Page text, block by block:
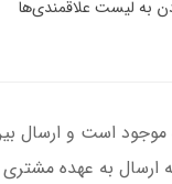
ارسال به عهده